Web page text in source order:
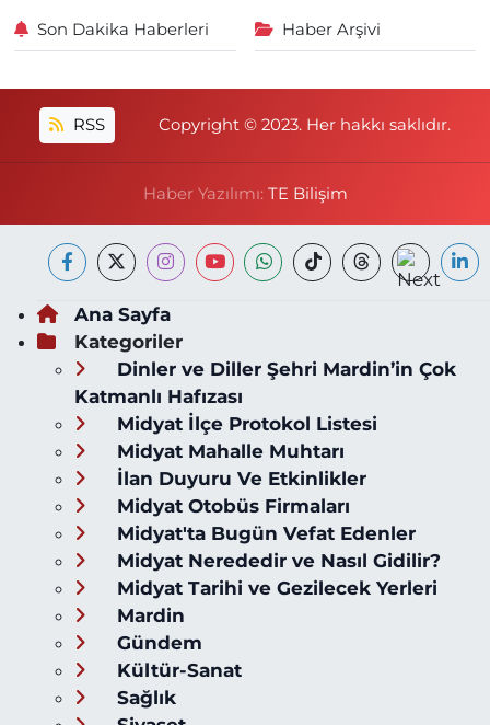
Son Dakika Haberleri Haber Arşivi
RSS Copyright © 2023. Her hakkı saklıdır.
Haber Yazılımı: TE Bilişim
Ana Sayfa
Kategoriler
Dinler ve Diller Şehri Mardin’in Çok
Katmanlı Hafızası
Midyat İlçe Protokol Listesi
Midyat Mahalle Muhtarı
İlan Duyuru Ve Etkinlikler
Midyat Otobüs Firmaları
Midyat'ta Bugün Vefat Edenler
Midyat Nerededir ve Nasıl Gidilir?
Midyat Tarihi ve Gezilecek Yerleri
Mardin
Gündem
Kültür-Sanat
Sağlık